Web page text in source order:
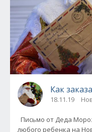
Как
18.11.19
Письмо от Деда
любого ребенка на